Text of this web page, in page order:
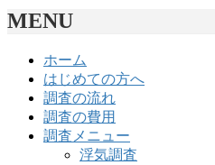
MENU
ホーム
はじめての方へ
調査の流れ
調査の費用
調査メニュー
浮気調査